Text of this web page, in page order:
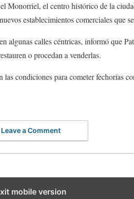
Monorriel, el centro histórico de la
establecimientos comerciales que
algunas calles céntricas, informó que
o procedan a venderlas.
las condiciones para cometer fechorías
Leave a Comment
mobile version